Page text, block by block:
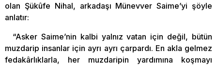
olan Şükûfe Nihal, arkadaşı Münevver Saime’yi şöyle
anlatır:
“Asker Saime’nin kalbi yalnız vatan için değil, bütün
muzdarip insanlar için ayrı ayrı çarpardı. En akla gelmez
fedakârlıklarla, her muzdaripin yardımına koşmayı